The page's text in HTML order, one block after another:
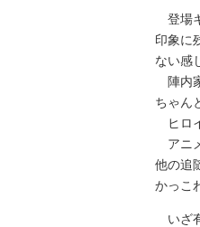
登場
印象に
ない感
陣内
ちゃん
ヒロ
アニ
他の追
かっこ
いざ